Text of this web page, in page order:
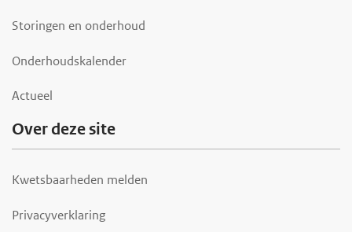
Storingen en onderhoud
Onderhoudskalender
Actueel
Over deze site
Kwetsbaarheden melden
Privacyverklaring